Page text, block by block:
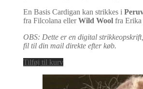
En Basis Cardigan kan strikkes i
fra Filcolana ellerWild Wool fra
OBS: Dette er en digital
fil til din mail direkte efter køb.
Tilføj til kurv